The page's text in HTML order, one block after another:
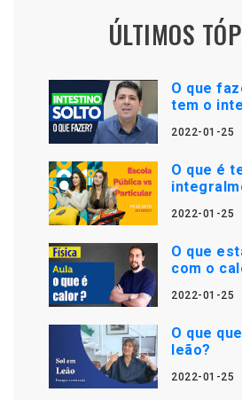
ÚLTIMOS
O que
tem o
2022-01-25
O que é
2022-01-25
O que
com o
2022-01-25
O que
leão?
2022-01-25